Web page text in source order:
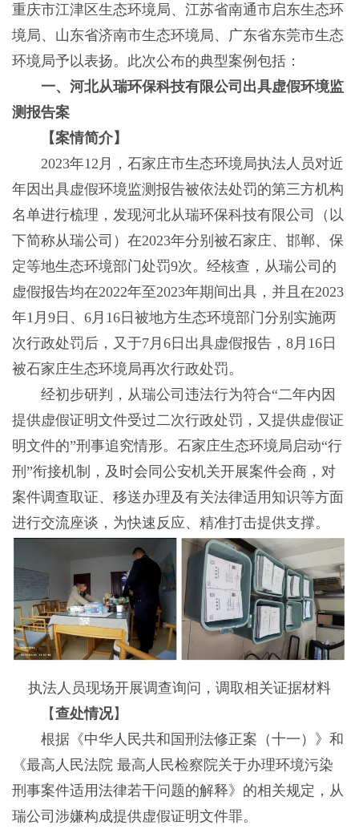
重庆市江津区生态环境局、江苏省南通市启东生态环
境局、山东省济南市生态环境局、广东省东莞市生态
环境局予以表扬。此次公布的典型案例包括：
一、河北从瑞环保科技有限公司出具虚假环境监
测报告案
【案情简介】
2023年12月，石家庄市生态环境局执法人员对近
年因出具虚假环境监测报告被依法处罚的第三方机构
名单进行梳理，发现河北从瑞环保科技有限公司（以
下简称从瑞公司）在2023年分别被石家庄、邯郸、保
定等地生态环境部门处罚9次。经核查，从瑞公司的
虚假报告均在2022年至2023年期间出具，并且在2023
年1月9日、6月16日被地方生态环境部门分别实施两
次行政处罚后，又于7月6日出具虚假报告，8月16日
被石家庄生态环境局再次行政处罚。
经初步研判，从瑞公司违法行为符合“二年内因
提供虚假证明文件受过二次行政处罚，又提供虚假证
明文件的”刑事追究情形。石家庄生态环境局启动“行
刑”衔接机制，及时会同公安机关开展案件会商，对
案件调查取证、移送办理及有关法律适用知识等方面
进行交流座谈，为快速反应、精准打击提供支撑。
执法人员现场开展调查询问，调取相关证据材料
【查处情况】
根据《中华人民共和国刑法修正案（十一）》和
《最高人民法院 最高人民检察院关于办理环境污染
刑事案件适用法律若干问题的解释》的相关规定，从
瑞公司涉嫌构成提供虚假证明文件罪。